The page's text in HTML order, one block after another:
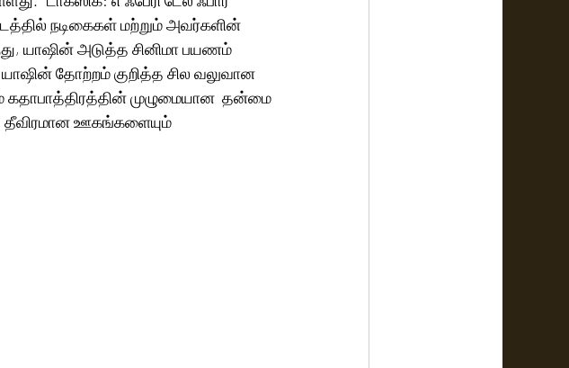
நடிகைகள் மற்றும் அவர்களின்
யாஷின் அடுத்த சினிமா பயணம்
தோற்றம் குறித்த சில வலுவான
கதாபாத்திரத்தின் முழுமையான  தன்மை
தீவிரமான ஊகங்களையும்